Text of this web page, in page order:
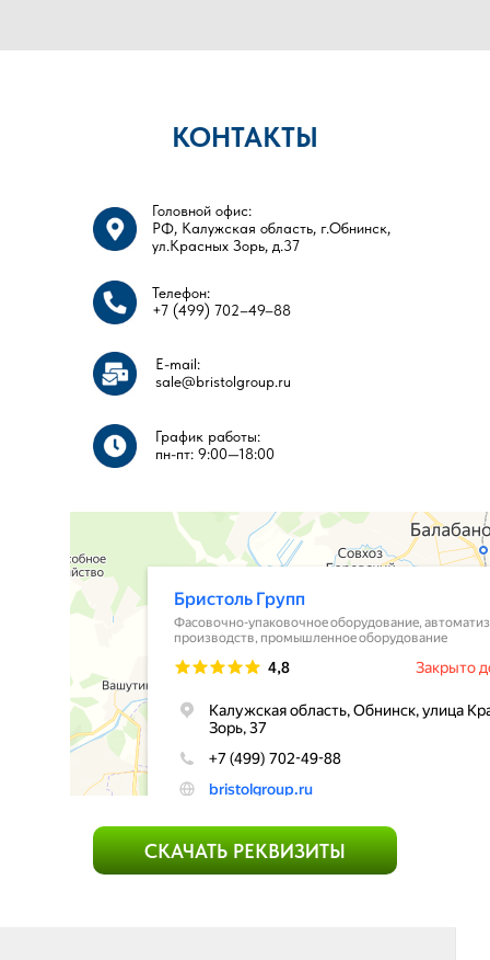
КОНТАКТЫ
Головной офис:
РФ, Калужская область, г.Обнинск,
ул.Красных Зорь, д.37
Телефон:
+7 (499) 702–49–88
E-mail:
sale@bristolgroup.ru
График работы:
пн-пт: 9:00—18:00​​
СКАЧАТЬ РЕКВИЗИТЫ